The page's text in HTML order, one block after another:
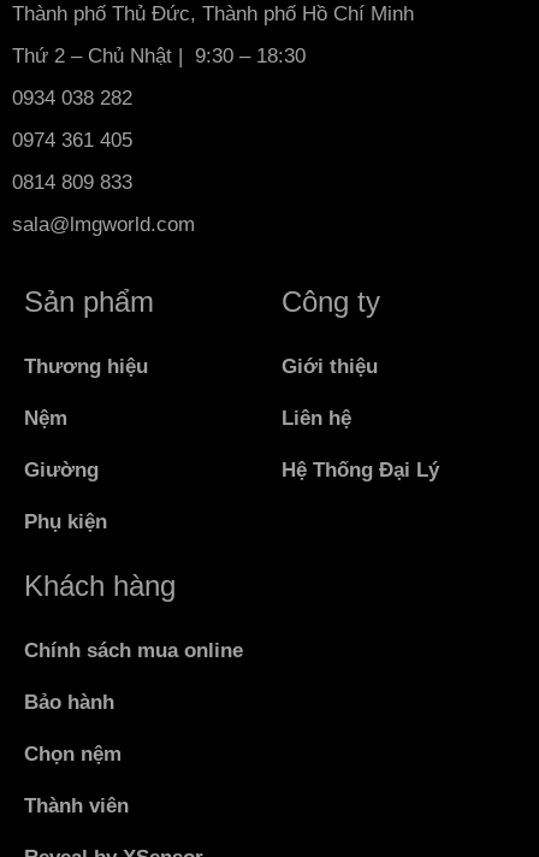
Thành phố Thủ Đức, Thành phố Hồ Chí Minh
Thứ 2 – Chủ Nhật | 9:30 – 18:30
0934 038 282
0974 361 405
0814 809 833
sala@lmgworld.com
Sản phẩm
Thương hiệu
Nệm
Giường
Phụ kiện
Công ty
Giới thiệu
Liên hệ
Hệ Thống Đại Lý
Khách hàng
Chính sách mua online
Bảo hành
Chọn nệm
Thành viên